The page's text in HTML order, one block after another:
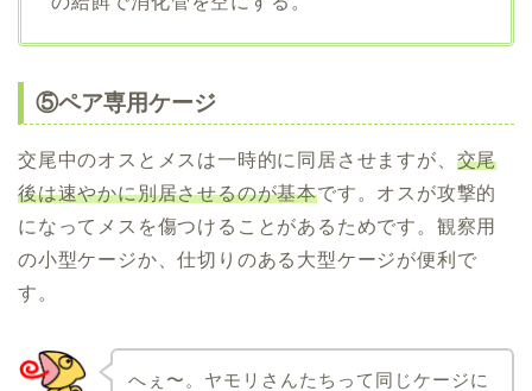
⑤ペア専用ケージ
交尾中のオスとメスは一時的に同居させますが、 交尾
後は速やかに別居させるのが基本です。オスが攻撃的
になってメスを傷つけることがあるためです。観察用
の小型ケージか、仕切りのある大型ケージが便利で
す。
へぇ〜。ヤモリさんたちって同じケージに